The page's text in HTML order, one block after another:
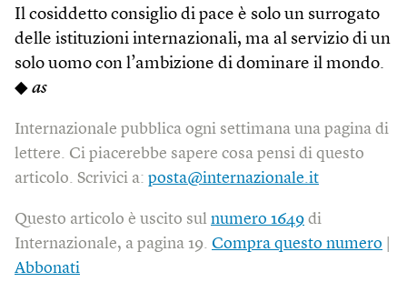
Il cosiddetto consiglio di pace è solo un surrogato
delle istituzioni internazionali, ma al servizio di un
solo uomo con l’ambizione di dominare il mondo.
◆ as
Internazionale pubblica ogni settimana una pagina di
lettere. Ci piacerebbe sapere cosa pensi di questo
articolo. Scrivici a: posta@internazionale.it
Questo articolo è uscito sul numero 1649 di
Internazionale, a pagina 19. Compra questo numero
Abbonati